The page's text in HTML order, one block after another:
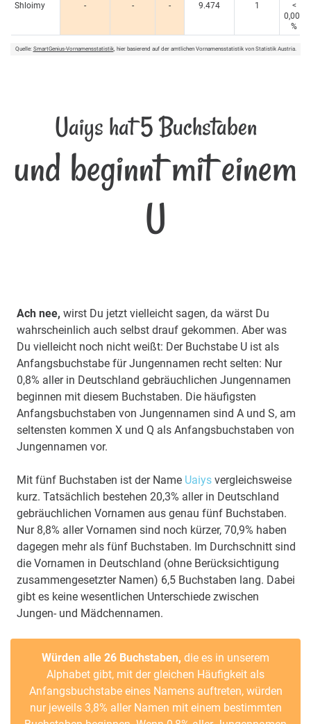
Shloimy
- - - 9.474 1
<
0,005
%
Quelle: SmartGenius-Vornamensstatistik, hier basierend auf der amtlichen Vornamensstatistik von Statistik Austria.
Uaiys hat 5 Buchstaben
und beginnt mit einem
U
Ach nee, wirst Du jetzt vielleicht sagen, da wärst Du
wahrscheinlich auch selbst drauf gekommen. Aber was
Du vielleicht noch nicht weißt: Der Buchstabe U ist als
Anfangsbuchstabe für Jungennamen recht selten: Nur
0,8% aller in Deutschland gebräuchlichen Jungennamen
beginnen mit diesem Buchstaben. Die häufigsten
Anfangsbuchstaben von Jungennamen sind A und S, am
seltensten kommen X und Q als Anfangsbuchstaben von
Jungennamen vor.
Mit fünf Buchstaben ist der Name Uaiys vergleichsweise
kurz. Tatsächlich bestehen 20,3% aller in Deutschland
gebräuchlichen Vornamen aus genau fünf Buchstaben.
Nur 8,8% aller Vornamen sind noch kürzer, 70,9% haben
dagegen mehr als fünf Buchstaben. Im Durchschnitt sind
die Vornamen in Deutschland (ohne Berücksichtigung
zusammengesetzter Namen) 6,5 Buchstaben lang. Dabei
gibt es keine wesentlichen Unterschiede zwischen
Jungen- und Mädchennamen.
Würden alle 26 Buchstaben, die es in unserem
Alphabet gibt, mit der gleichen Häufigkeit als
Anfangsbuchstabe eines Namens auftreten, würden
nur jeweils 3,8% aller Namen mit einem bestimmten